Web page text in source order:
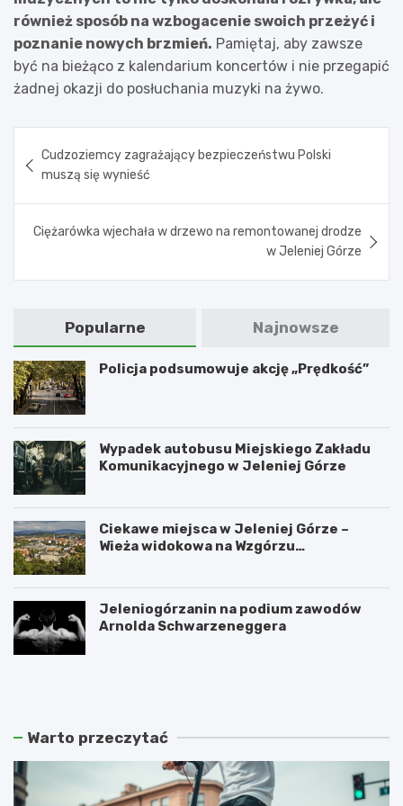
również sposób na wzbogacenie swoich przeżyć i
poznanie nowych brzmień. Pamiętaj, aby zawsze
być na bieżąco z kalendarium koncertów i nie przegapić
żadnej okazji do posłuchania muzyki na żywo.
wpisu
Cudzoziemcy zagrażający bezpieczeństwu Polski
muszą się wynieść
Ciężarówka wjechała w drzewo na remontowanej drodze
w Jeleniej Górze
Popularne Najnowsze
Policja podsumowuje akcję „Prędkość”
Wypadek autobusu Miejskiego Zakładu
Komunikacyjnego w Jeleniej Górze
Ciekawe miejsca w Jeleniej Górze –
Wieża widokowa na Wzgórzu
Jeleniogórzanin na podium zawodów
Arnolda Schwarzeneggera
W
l
z
m
S
r
k
a
Warto przeczytać